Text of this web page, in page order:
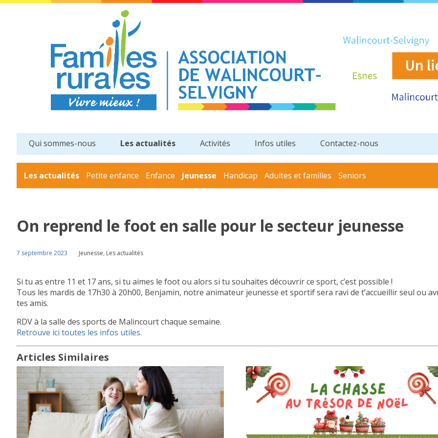
Qui sommes-nous Les actualités Activités Infos utiles Contactez-nous
Les actualités Petite enfance Enfance Jeunesse Handicap Adultes et familles Seniors
On reprend le foot en salle pour le secteur jeunesse
7 septembre 2023 Jeunesse, Les actualités
Si tu as entre 11 et 17 ans, si tu aimes le foot ou alors si tu souhaites découvrir ce sport, c’est possible !
Tous les mardis de 17h30 à 20h00, Benjamin, notre animateur jeunesse et sportif sera ravi de t’accueillir seul ou
tes amis.
RDV à la salle des sports de Malincourt chaque semaine.
Retrouve ici toutes les infos utiles.
Articles Similaires